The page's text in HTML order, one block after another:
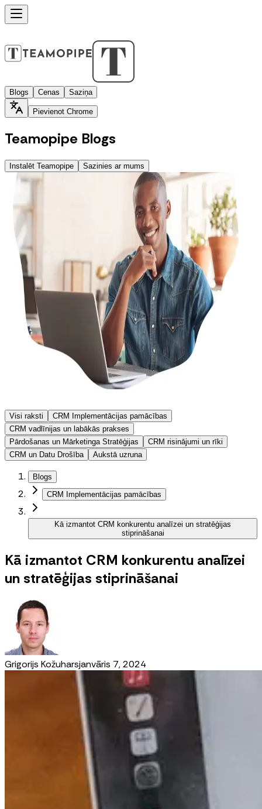
Blogs Cenas Saziņa
Pievienot Chrome
Teamopipe Blogs
Instalēt Teamopipe Sazinies ar mums
Visi raksti
CRM Implementācijas pamācības
CRM vadlīnijas un labākās prakses
Pārdošanas un Mārketinga Stratēģijas
CRM risinājumi un rīki
CRM un Datu Drošība
Aukstā uzruna
Blogs
CRM Implementācijas pamācības
Kā izmantot CRM konkurentu analīzei un stratēģijas
stiprināšanai
Kā izmantot CRM konkurentu analīzei
un stratēģijas stiprināšanai
Grigorijs Kožuharsjanvāris 7, 2024